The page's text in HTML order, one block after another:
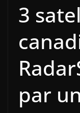
3
par